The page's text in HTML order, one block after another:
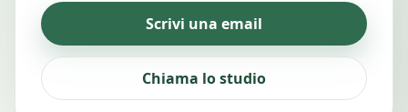
Scrivi una email
Chiama lo studio